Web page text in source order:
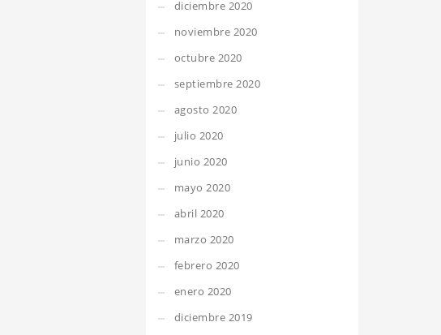
diciembre 2020
noviembre 2020
octubre 2020
septiembre 2020
agosto 2020
julio 2020
junio 2020
mayo 2020
abril 2020
marzo 2020
febrero 2020
enero 2020
diciembre 2019